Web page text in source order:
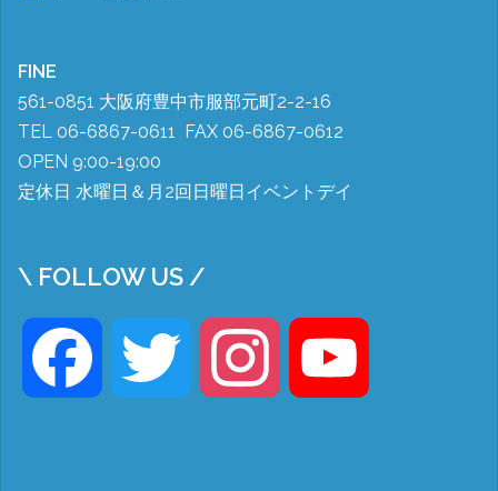
FINE
561-0851 大阪府豊中市服部元町2-2-16
TEL 06-6867-0611 FAX 06-6867-0612
OPEN 9:00-19:00
定休日 水曜日＆月2回日曜日イベントデイ
\ FOLLOW US /
Facebook Twitter Instagram